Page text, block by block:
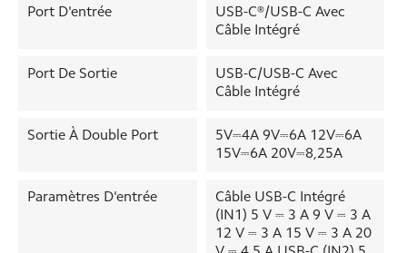
Port D'entrée
USB-C®/USB-C Avec
Câble Intégré
Port De Sortie
USB-C/USB-C Avec
Câble Intégré
Sortie À Double Port
5V⎓4A 9V⎓6A 12V⎓6A
15V⎓6A 20V⎓8,25A
Paramètres D'entrée
Câble USB-C Intégré
(IN1) 5 V ⎓ 3 A 9 V ⎓ 3 A
12 V ⎓ 3 A 15 V ⎓ 3 A 20